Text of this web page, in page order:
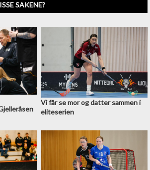
SAKENE?
Vi får se mor og datter sammen i
eliteserien